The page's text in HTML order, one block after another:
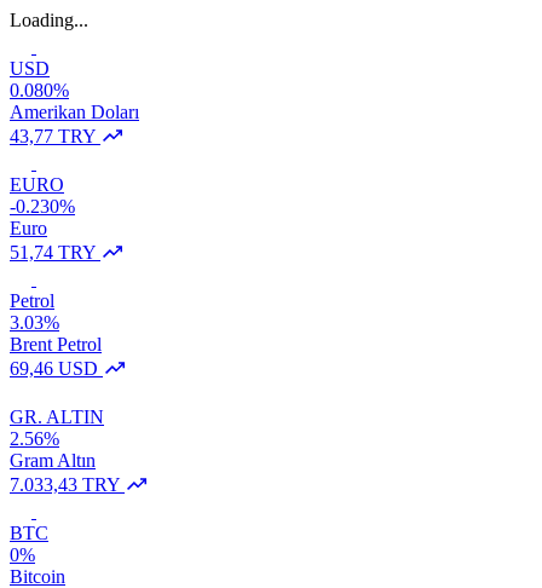
Loading...
USD
0.080%
Amerikan Doları
43,77 TRY
EURO
-0.230%
Euro
51,74 TRY
Petrol
3.03%
Brent Petrol
69,46 USD
GR. ALTIN
2.56%
Gram Altın
7.033,43 TRY
BTC
0%
Bitcoin